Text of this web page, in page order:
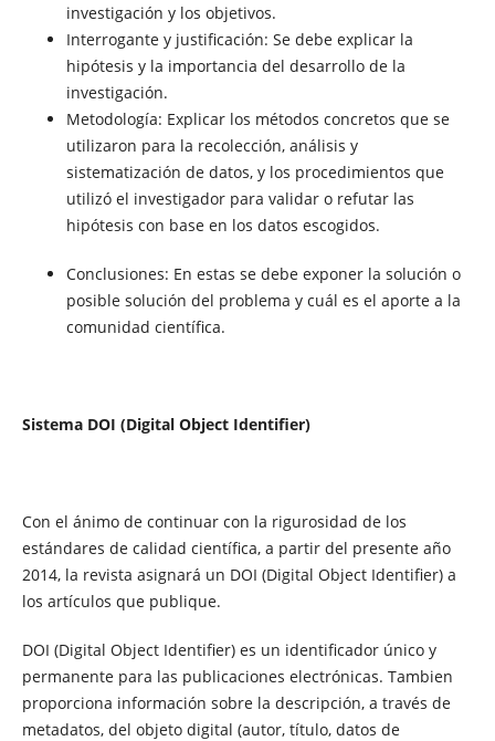
investigación y los objetivos.
Interrogante y justificación: Se debe explicar la
hipótesis y la importancia del desarrollo de la
investigación.
Metodología: Explicar los métodos concretos que se
utilizaron para la recolección, análisis y
sistematización de datos, y los procedimientos que
utilizó el investigador para validar o refutar las
hipótesis con base en los datos escogidos.
Conclusiones: En estas se debe exponer la solución o
posible solución del problema y cuál es el aporte a la
comunidad científica.
Sistema DOI (Digital Object Identifier)
Con el ánimo de continuar con la rigurosidad de los
estándares de calidad científica, a partir del presente año
2014, la revista asignará un DOI (Digital Object Identifier) a
los artículos que publique.
DOI (Digital Object Identifier) es un identificador único y
permanente para las publicaciones electrónicas. Tambien
proporciona información sobre la descripción, a través de
metadatos, del objeto digital (autor, título, datos de